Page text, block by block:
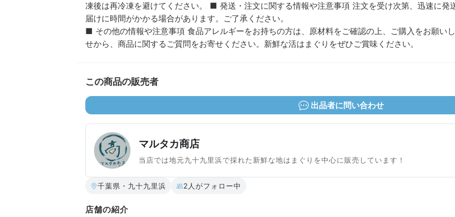
凍後は再冷凍を避けてください。 ■ 発送・注文に関する情報や注意事項 注文を受け次第、迅速に発
届けに時間がかかる場合があります。ご了承ください。
■ その他の情報や注意事項 食品アレルギーをお持ちの方は、原材料をご確認の上、ご購入をお願い
せから、商品に関するご質問をお寄せください。新鮮な活はまぐりをぜひご賞味ください。
この商品の販売者
出品者に問い合わせ
マルタカ商店
当店では地元九十九里浜で採れた新鮮な地はまぐりを中心に販売しています！
千葉県・九十九里浜 2人がフォロー中
店舗の紹介